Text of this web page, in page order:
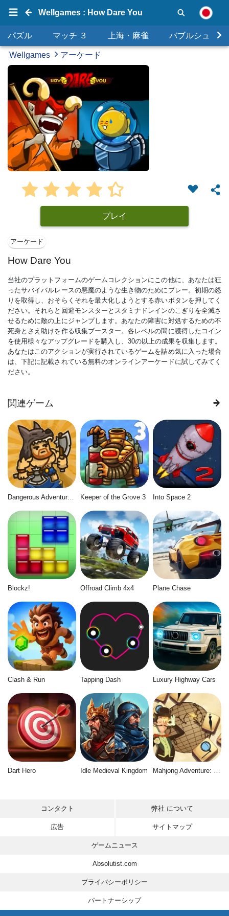
Wellgames : How Dare You
パズル マッチ ３ 上海・麻雀 バブルシュータ
Wellgames アーケード
プレイ
アーケード
How Dare You
当社のプラットフォームのゲームコレクションにこの他に、あなたは狂
ったサバイバルレースの悪魔のような生き物のためにプレー。初期の怒
りを取得し、おそらくそれを最大化しようとする赤いボタンを押してく
ださい。それらと回避モンスターとスタミナドレインのこぎりを全滅さ
せるために敵の上にジャンプします。あなたの障害に対処するための不
死身とさえ助けを作る収集ブースター。各レベルの間に獲得したコイン
を使用様々なアップグレードを購入し、30の以上の成果を収集します。
あなたはこのアクションが実行されているゲームを詰め気に入った場合
は、下記に記載されている無料のオンラインアーケードに試してみてく
ださい。
関連ゲーム
Keeper of the Grove 3 Into Space 2
Blockz! Offroad Climb 4x4 Plane Chase
Clash & Run Tapping Dash Luxury Highway Cars
Dart Hero Idle Medieval Kingdom
コンタクト 弊社 について
広告 サイトマップ
ゲームニュース
Absolutist.com
プライバシーポリシー
パートナーシップ